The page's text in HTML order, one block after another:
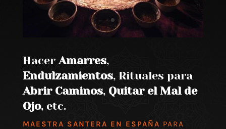
Hacer Amarres,
Endulzamientos, Rituales para
Abrir Caminos, Quitar el Mal de
Ojo, etc.
MAESTRA SANTERA EN ESPAÑA PARA